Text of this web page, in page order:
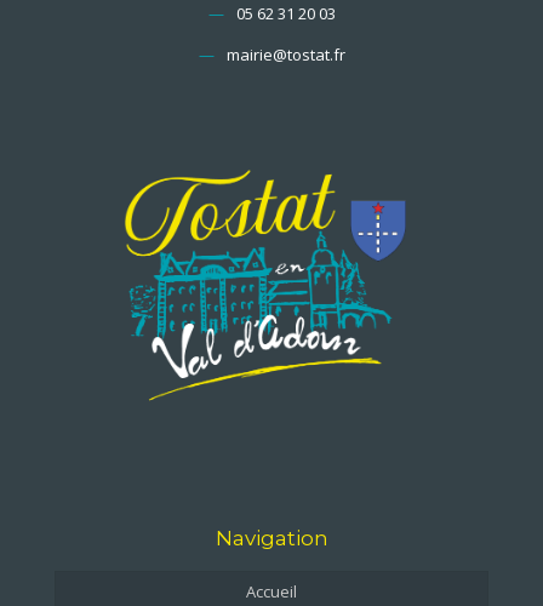
— 05 62 31 20 03
— mairie@tostat.fr
Navigation
Accueil